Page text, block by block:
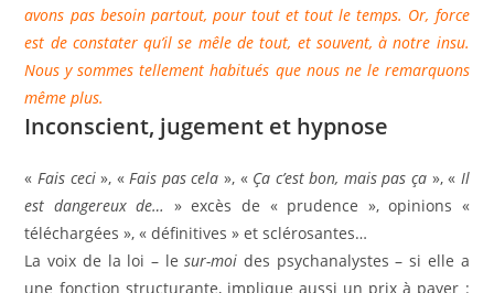
avons pas besoin partout, pour tout et tout le temps. Or, force
est de constater qu’il se mêle de tout, et souvent, à notre insu.
Nous y sommes tellement habitués que nous ne le remarquons
même plus.
Inconscient, jugement et hypnose
« Fais ceci», «Fais pas cela », « Ça c’est bon, mais pas ça», « Il
est dangereux de… » excès de « prudence », opinions «
téléchargées », « définitives » et sclérosantes…
La voix de la loi – lesur-moi des psychanalystes – si elle a
une fonction structurante, implique aussi un prix à payer :